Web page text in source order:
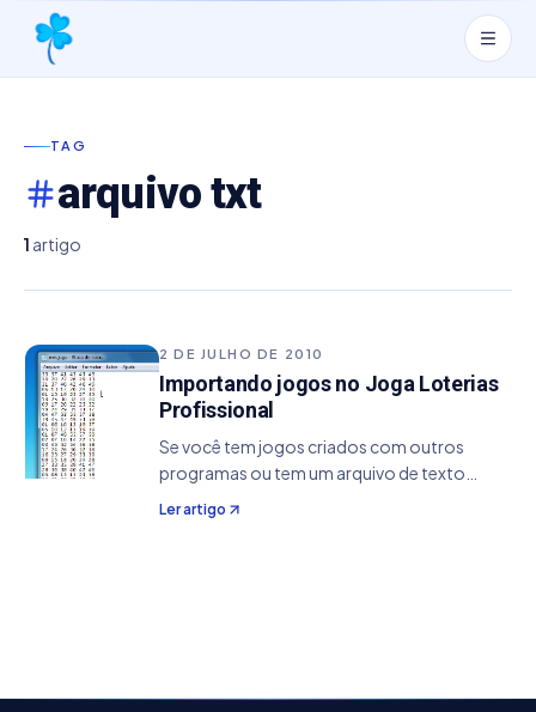
TAG
arquivo txt
1 artigo
2 DE JULHO DE 2010
Importando jogos no Joga Loterias
Profissional
Se você tem jogos criados com outros
programas ou tem um arquivo de texto
poderá importar para o Joga Loterias
Profissional. Antes de continuar, vale
Ler artigo